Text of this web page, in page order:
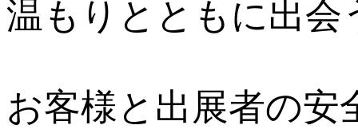
温もりとともに出会
お客様と出展者の安